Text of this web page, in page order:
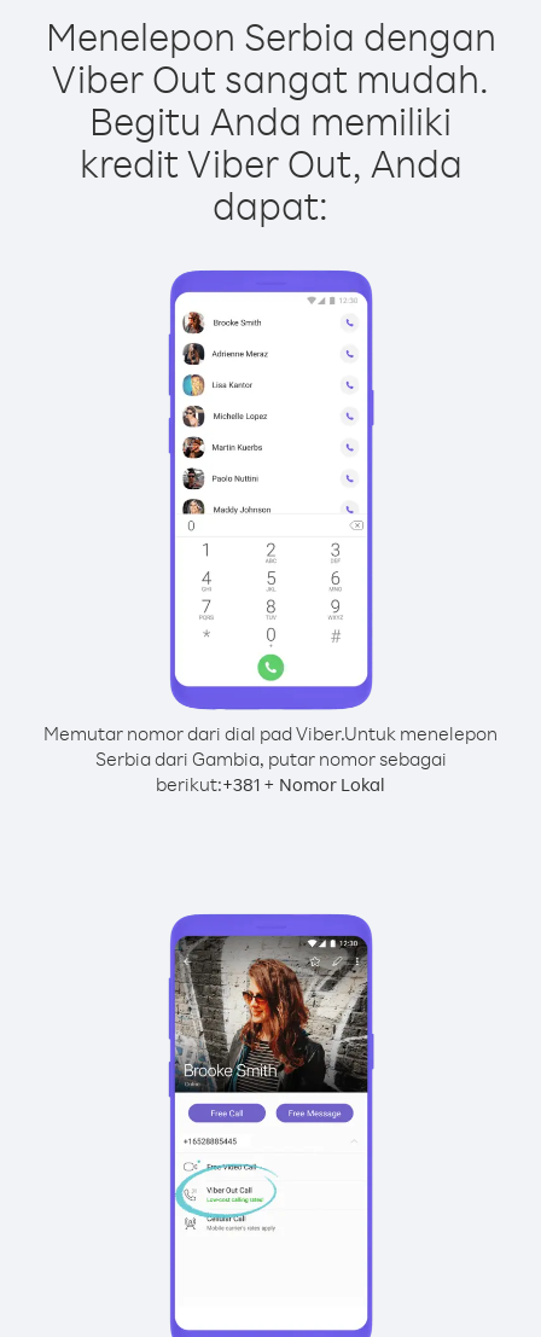
Menelepon Serbia dengan
Viber Out sangat mudah.
Begitu Anda memiliki
kredit Viber Out, Anda
dapat:
Memutar nomor dari dial pad Viber.Untuk menelepon
Serbia dari Gambia, putar nomor sebagai
berikut:+381 + Nomor Lokal